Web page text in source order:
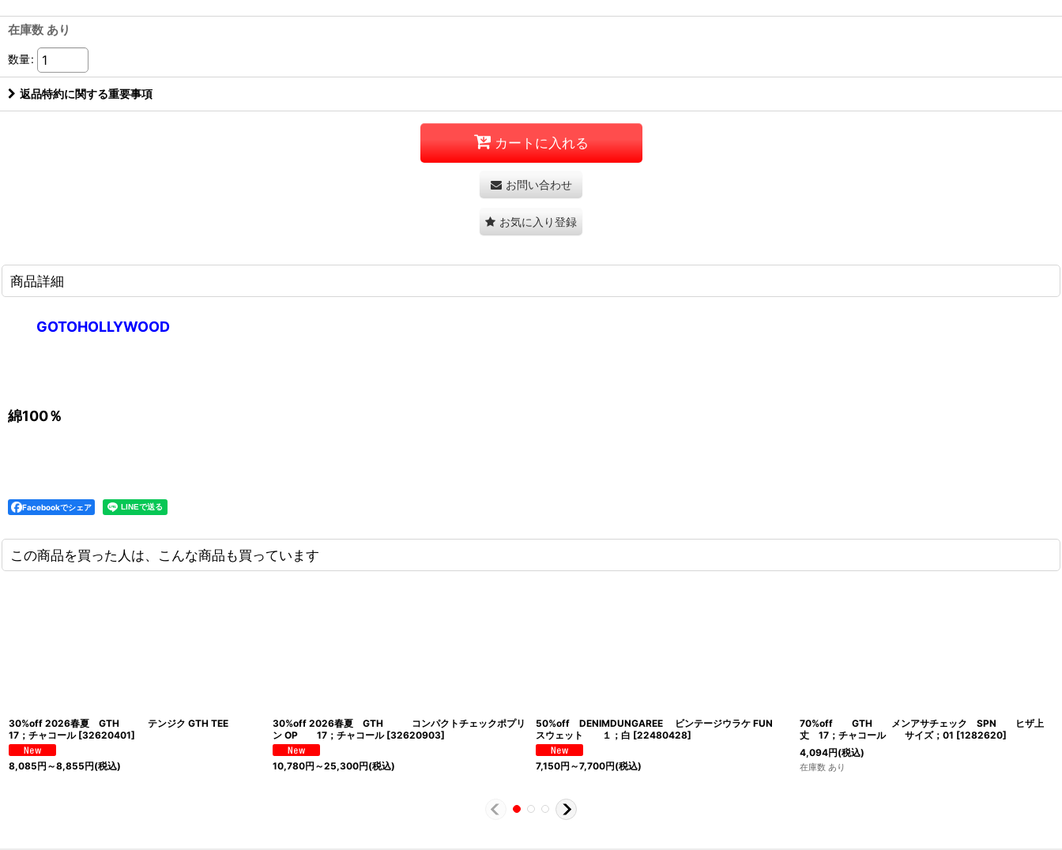
在庫数 あり
数量:
返品特約に関する重要事項
カートに入れる
お問い合わせ
お気に入り登録
商品詳細
GOTOHOLLYWOOD
綿100％
Facebookでシェア
この商品を買った人は、こんな商品も買っています
30%off 2026春夏 GTH テンジク GTH TEE
17；チャコール [32620401]
8,085円 ～8,855円(税込)
30%off 2026春夏 GTH コンパクトチェックポプリ
ン OP 17；チャコール [32620903]
10,780円 ～25,300円(税込)
50%off DENIMDUNGAREE ビンテージウラケ FUN
スウェット １；白 [22480428]
7,150円 ～7,700円(税込)
70%off GTH メンアサチェック SPN ヒザ上
丈 17；チャコール サイズ；01 [1282620]
4,094円(税込)
在庫数 あり